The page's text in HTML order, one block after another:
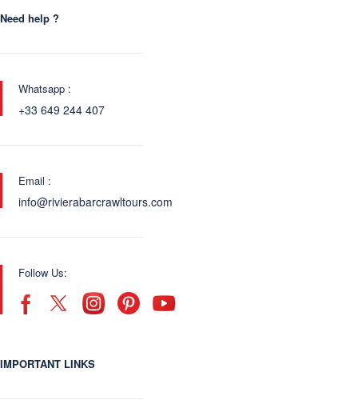
Need help ?
Whatsapp :
+33 649 244 407
Email :
info@rivierabarcrawltours.com
Follow Us:
IMPORTANT LINKS